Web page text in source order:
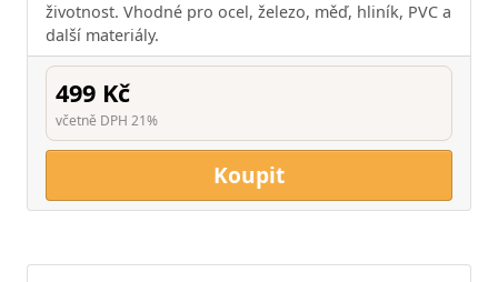
životnost. Vhodné pro ocel, železo, měď, hliník, PVC a
další materiály.
499 Kč
včetně DPH 21%
Koupit